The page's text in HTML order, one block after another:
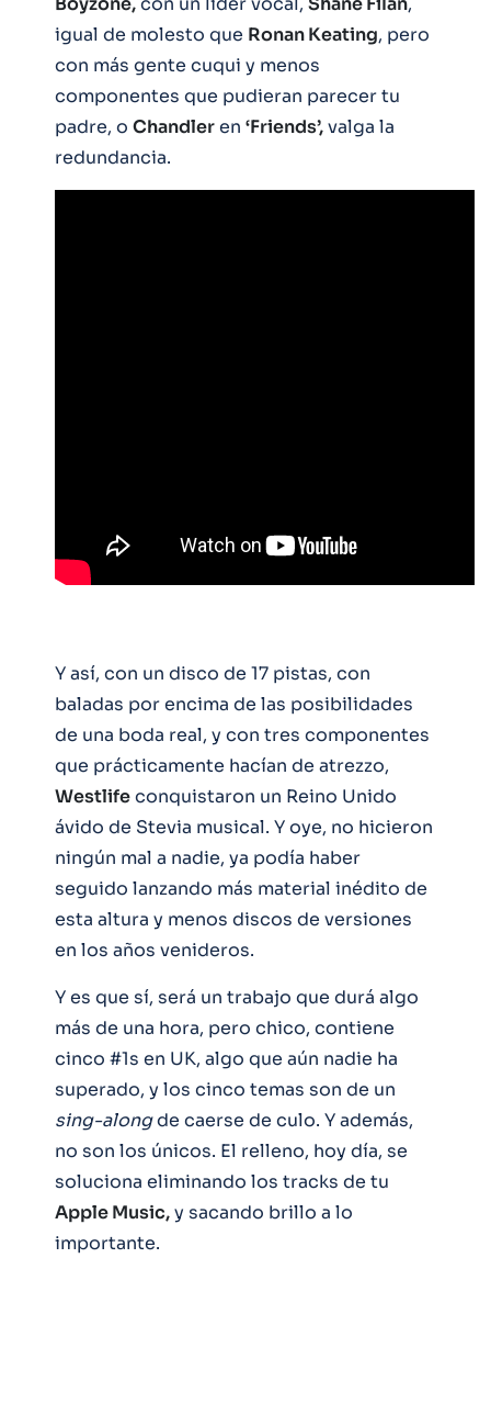
igual de molesto que Ronan Keating, pero
con más gente cuqui y menos
componentes que pudieran parecer tu
padre, o Chandleren ‘Friends’,valga la
redundancia.
Y así, con un disco de 17 pistas, con
baladas por encima de las posibilidades
de una boda real, y con tres componentes
que prácticamente hacían de atrezzo,
Westlifeconquistaron un Reino Unido
ávido de Stevia musical. Y oye, no hicieron
ningún mal a nadie, ya podía haber
seguido lanzando más material inédito de
esta altura y menos discos de versiones
en los años venideros.
Y es que sí, será un trabajo que durá algo
más de una hora, pero chico, contiene
cinco #1s en UK, algo que aún nadie ha
superado, y los cinco temas son de un
sing-alongde caerse de culo. Y además,
no son los únicos. El relleno, hoy día, se
soluciona eliminando los tracks de tu
Apple Music,y sacando brillo a lo
importante.